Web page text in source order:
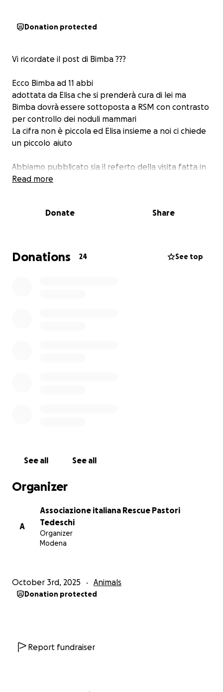
Donation protected
Vi ricordate il post di Bimba ???
Ecco Bimba ad 11 abbi
adottata da Elisa che si prenderà cura di lei ma
Bimba dovràessere sottoposta a RSM con contrasto
per controllo dei noduli mammari
La cifra non è piccola ed Elisa insieme a noi ci chiede
un piccolo aiuto
Abbiamo pubblicato sia il referto della visita fatta in
una clinica di Monza sia il preventivo della clinica di
Associazione italiana Rescue pastori tedeschi
Vinceremo tutti gli aggiornamenti
Read more
Donate Share
Donations 24 See top
See all See all
Organizer
A
Associazione italiana Rescue Pastori
Tedeschi
Organizer
Modena
October 3rd, 2025 Animals
Donation protected
Report fundraiser